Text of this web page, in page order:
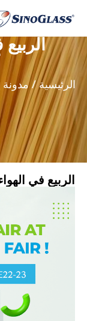
الرئيسية/مدونة
الربيع في